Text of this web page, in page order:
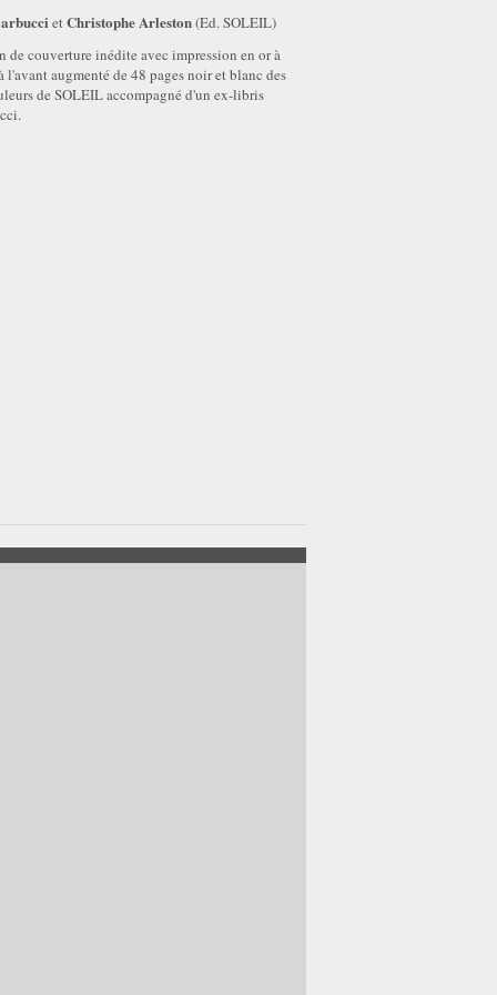
etChristophe Arleston(Ed. SOLEIL)
couverture inédite avec impression en or à
augmenté de 48 pages noir et blanc des
de SOLEIL accompagné d'un ex-libris